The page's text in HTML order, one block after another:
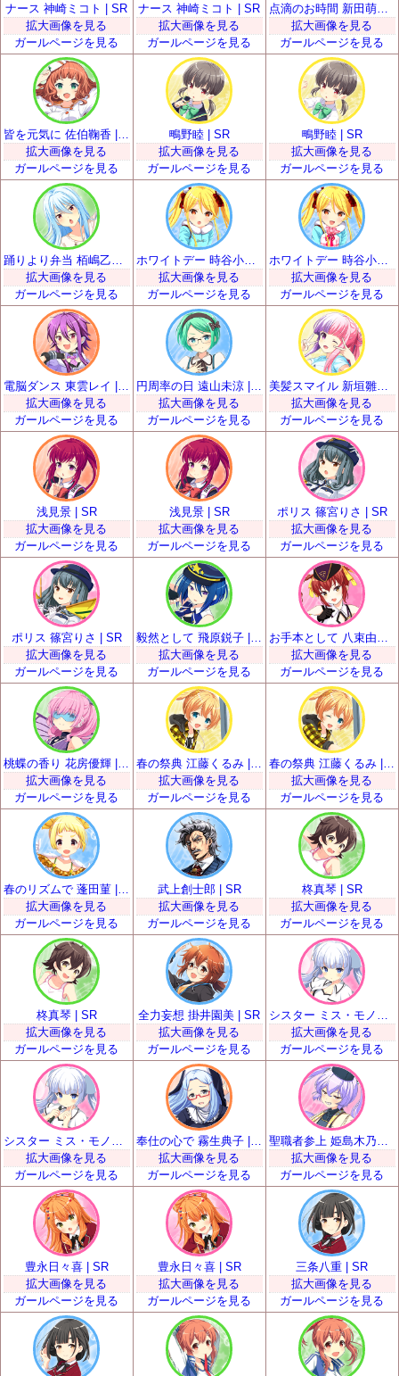
ナース 神崎ミコト | SR
拡大画像を見る
ガールページを見る
ナース 神崎ミコト | SR
拡大画像を見る
ガールページを見る
点滴のお時間 新田萌果 | SR
拡大画像を見る
ガールページを見る
拡大画像を見る
ガールページを見る
鴫野睦 | SR
拡大画像を見る
ガールページを見る
鴫野睦 | SR
拡大画像を見る
ガールページを見る
拡大画像を見る
ガールページを見る
ホワイトデー 時谷小瑠璃 | SR
拡大画像を見る
ガールページを見る
ホワイトデー 時谷小瑠璃 | SR
拡大画像を見る
ガールページを見る
拡大画像を見る
ガールページを見る
円周率の日 遠山未涼 | SR
拡大画像を見る
ガールページを見る
美髪スマイル 新垣雛菜 | SR
拡大画像を見る
ガールページを見る
浅見景 | SR
拡大画像を見る
ガールページを見る
浅見景 | SR
拡大画像を見る
ガールページを見る
ポリス 篠宮りさ | SR
拡大画像を見る
ガールページを見る
ポリス 篠宮りさ | SR
拡大画像を見る
ガールページを見る
毅然として 飛原鋭子 | SR
拡大画像を見る
ガールページを見る
拡大画像を見る
ガールページを見る
拡大画像を見る
ガールページを見る
春の祭典 江藤くるみ | SR
拡大画像を見る
ガールページを見る
春の祭典 江藤くるみ | SR
拡大画像を見る
ガールページを見る
拡大画像を見る
ガールページを見る
武上創士郎 | SR
拡大画像を見る
ガールページを見る
柊真琴 | SR
拡大画像を見る
ガールページを見る
柊真琴 | SR
拡大画像を見る
ガールページを見る
全力妄想 掛井園美 | SR
拡大画像を見る
ガールページを見る
拡大画像を見る
ガールページを見る
拡大画像を見る
ガールページを見る
奉仕の心で 霧生典子 | SR
拡大画像を見る
ガールページを見る
拡大画像を見る
ガールページを見る
豊永日々喜 | SR
拡大画像を見る
ガールページを見る
豊永日々喜 | SR
拡大画像を見る
ガールページを見る
三条八重 | SR
拡大画像を見る
ガールページを見る